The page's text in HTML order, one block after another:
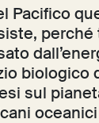
Pacifico
biologico
sul